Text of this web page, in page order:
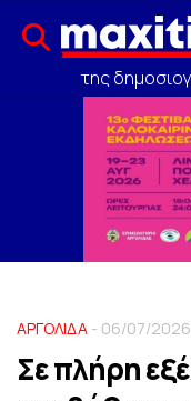
της
ΑΡΓΟΛΙΔΑ - 06/07/
Σε πλήρη